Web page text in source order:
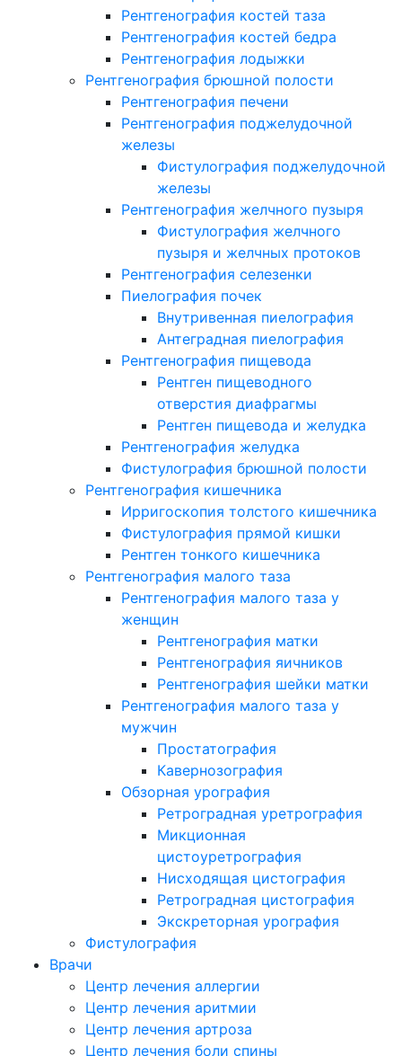
Рентгенография костей таза
Рентгенография костей бедра
Рентгенография лодыжки
Рентгенография брюшной полости
Рентгенография печени
Рентгенография поджелудочной
железы
Фистулография поджелудочной
железы
Рентгенография желчного пузыря
Фистулография желчного
пузыря и желчных протоков
Рентгенография селезенки
Пиелография почек
Внутривенная пиелография
Антеградная пиелография
Рентгенография пищевода
Рентген пищеводного
отверстия диафрагмы
Рентген пищевода и желудка
Рентгенография желудка
Фистулография брюшной полости
Рентгенография кишечника
Ирригоскопия толстого кишечника
Фистулография прямой кишки
Рентген тонкого кишечника
Рентгенография малого таза
Рентгенография малого таза у
женщин
Рентгенография матки
Рентгенография яичников
Рентгенография шейки матки
Рентгенография малого таза у
мужчин
Простатография
Кавернозография
Обзорная урография
Ретроградная уретрография
Микционная
цистоуретрография
Нисходящая цистография
Ретроградная цистография
Экскреторная урография
Фистулография
Врачи
Центр лечения аллергии
Центр лечения аритмии
Центр лечения артроза
Центр лечения боли спины